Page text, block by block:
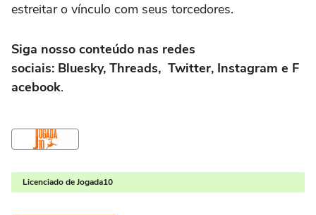
estreitar o vínculo com seus torcedores.
Siga nosso conteúdo nas redes
sociais: Bluesky, Threads, Twitter, Instagram e F
acebook.
Licenciado de Jogada10